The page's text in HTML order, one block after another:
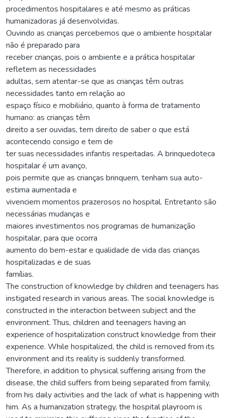
procedimentos hospitalares e até mesmo as práticas
humanizadoras já desenvolvidas.
Ouvindo as crianças percebemos que o ambiente hospitalar
não é preparado para
receber crianças, pois o ambiente e a prática hospitalar
refletem as necessidades
adultas, sem atentar-se que as crianças têm outras
necessidades tanto em relação ao
espaço físico e mobiliário, quanto à forma de tratamento
humano: as crianças têm
direito a ser ouvidas, tem direito de saber o que está
acontecendo consigo e tem de
ter suas necessidades infantis respeitadas. A brinquedoteca
hospitalar é um avanço,
pois permite que as crianças brinquem, tenham sua auto-
estima aumentada e
vivenciem momentos prazerosos no hospital. Entretanto são
necessárias mudanças e
maiores investimentos nos programas de humanização
hospitalar, para que ocorra
aumento do bem-estar e qualidade de vida das crianças
hospitalizadas e de suas
famílias.
The construction of knowledge by children and teenagers has
instigated research in various areas. The social knowledge is
constructed in the interaction between subject and the
environment. Thus, children and teenagers having an
experience of hospitalization construct knowledge from their
experience. While hospitalized, the child is removed from its
environment and its reality is suddenly transformed.
Therefore, in addition to physical suffering arising from the
disease, the child suffers from being separated from family,
from his daily activities and the lack of what is happening with
him. As a humanization strategy, the hospital playroom is